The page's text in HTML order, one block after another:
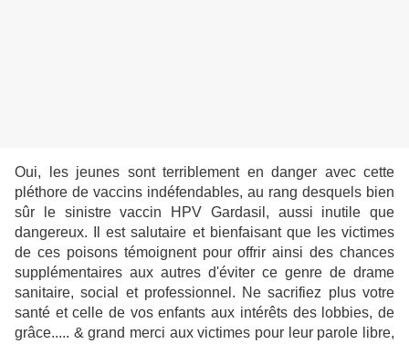
Oui, les jeunes sont terriblement en danger avec cette
pléthore de vaccins indéfendables, au rang desquels bien
sûr le sinistre vaccin HPV Gardasil, aussi inutile que
dangereux. Il est salutaire et bienfaisant que les victimes
de ces poisons témoignent pour offrir ainsi des chances
supplémentaires aux autres d'éviter ce genre de drame
sanitaire, social et professionnel. Ne sacrifiez plus votre
santé et celle de vos enfants aux intérêts des lobbies, de
grâce..... & grand merci aux victimes pour leur parole libre,